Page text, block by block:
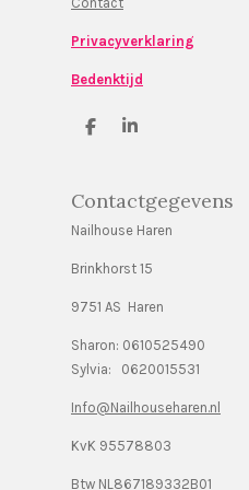
Privacyverklaring
Bedenktijd
D
n
S
e
Contactgegevens
Nailhouse Haren
Brinkhorst 15
9751 AS Haren
Sharon: 0610525490
Sylvia: 0620015531
Info@Nailhouseharen.nl
KvK 95578803
Btw NL867189332B01